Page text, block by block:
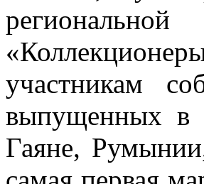
участникам
выпущенных в
Гаяне,